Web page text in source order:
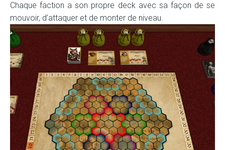
Chaque faction a son propre deck avec sa façon de se
mouvoir, d’attaquer et de monter de niveau.